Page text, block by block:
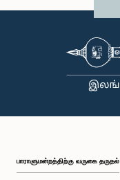
பாராளுமன்றத்திற்கு வருகை தருதல்